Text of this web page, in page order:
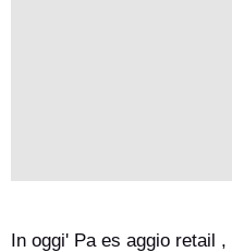
In oggi' Pa es aggio retail ,